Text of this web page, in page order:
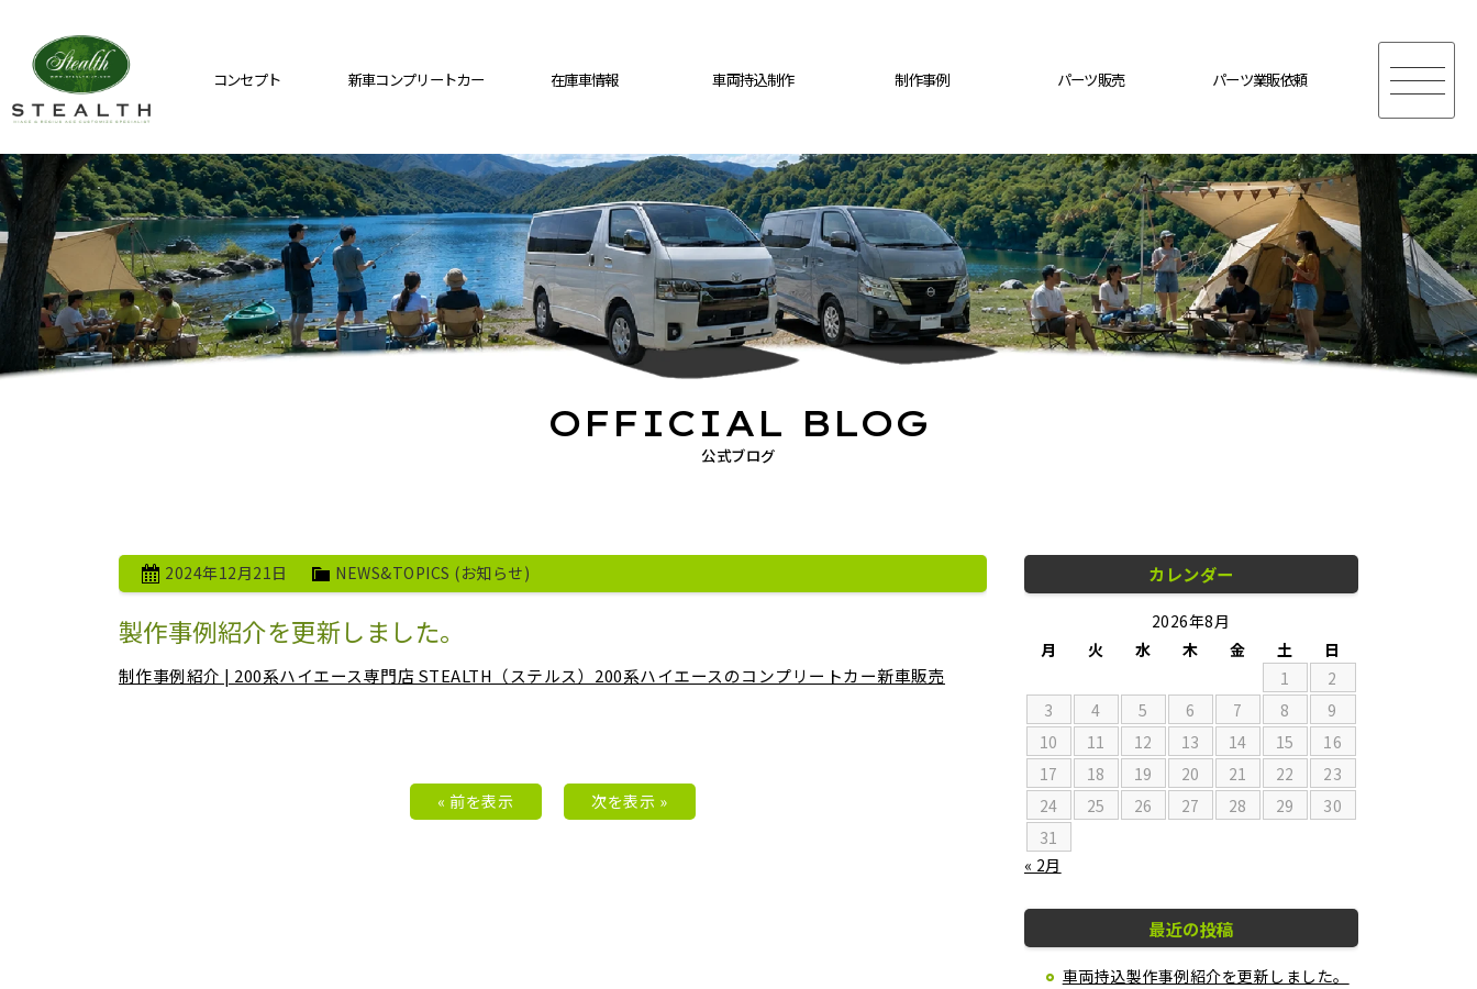
コンセプト 新車コンプリートカー 在庫車情報 車両持込制作 制作事例 パーツ販売 パーツ業販依頼
公式ブログ
OFFICIAL BLOG
2024年12月21日 NEWS&TOPICS (お知らせ)
製作事例紹介を更新しました。
制作事例紹介 | 200系ハイエース専門店 STEALTH（ステルス）200系ハイエースのコンプリートカー新車販売
« 前を表示 次を表示 »
カレンダー
2026年8月
月
火 水 木 金 土
日
1
2
3
4 5 6 7 8
9
10
11 12 13 14 15
16
17
18 19 20 21 22
23
24
25 26 27 28 29
30
31
« 2月
最近の投稿
車両持込製作事例紹介を更新しました。